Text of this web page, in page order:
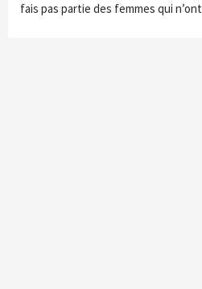
fais pas partie des femmes qui n’ont